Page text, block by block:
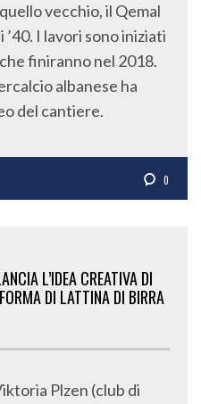
vecchio, il Qemal
I lavori sono iniziati
finiranno nel 2018.
albanese ha
del cantiere.
0
L’IDEA CREATIVA DI
DI LATTINA DI BIRRA
Plzen (club di